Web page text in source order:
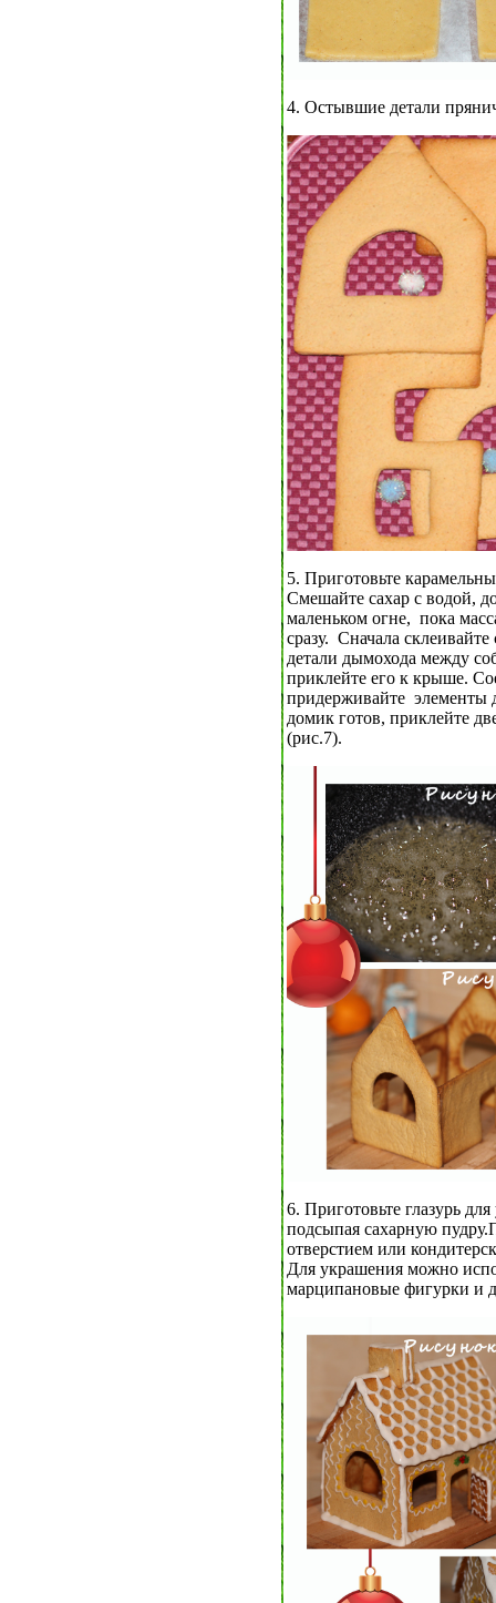
4. Остывшие детали
5. Приготовьте
Смешайте сахар с водой,
маленьком огне, пока
сразу. Сначала
детали дымохода между
приклейте его к крыше.
придерживайте элементы
домик готов, приклейте
(рис.7).
6. Приготовьте глазурь
подсыпая сахарную
отверстием или
Для украшения можно
марципановые фигурки и